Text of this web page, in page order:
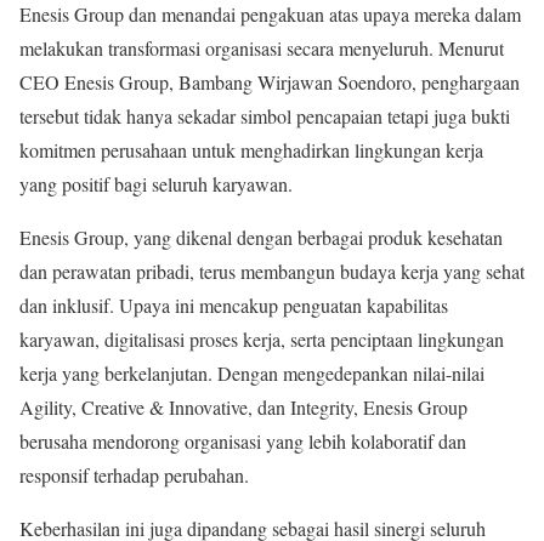
Enesis Group dan menandai pengakuan atas upaya mereka dalam
melakukan transformasi organisasi secara menyeluruh. Menurut
CEO Enesis Group, Bambang Wirjawan Soendoro, penghargaan
tersebut tidak hanya sekadar simbol pencapaian tetapi juga bukti
komitmen perusahaan untuk menghadirkan lingkungan kerja
yang positif bagi seluruh karyawan.
Enesis Group, yang dikenal dengan berbagai produk kesehatan
dan perawatan pribadi, terus membangun budaya kerja yang sehat
dan inklusif. Upaya ini mencakup penguatan kapabilitas
karyawan, digitalisasi proses kerja, serta penciptaan lingkungan
kerja yang berkelanjutan. Dengan mengedepankan nilai-nilai
Agility, Creative & Innovative, dan Integrity, Enesis Group
berusaha mendorong organisasi yang lebih kolaboratif dan
responsif terhadap perubahan.
Keberhasilan ini juga dipandang sebagai hasil sinergi seluruh